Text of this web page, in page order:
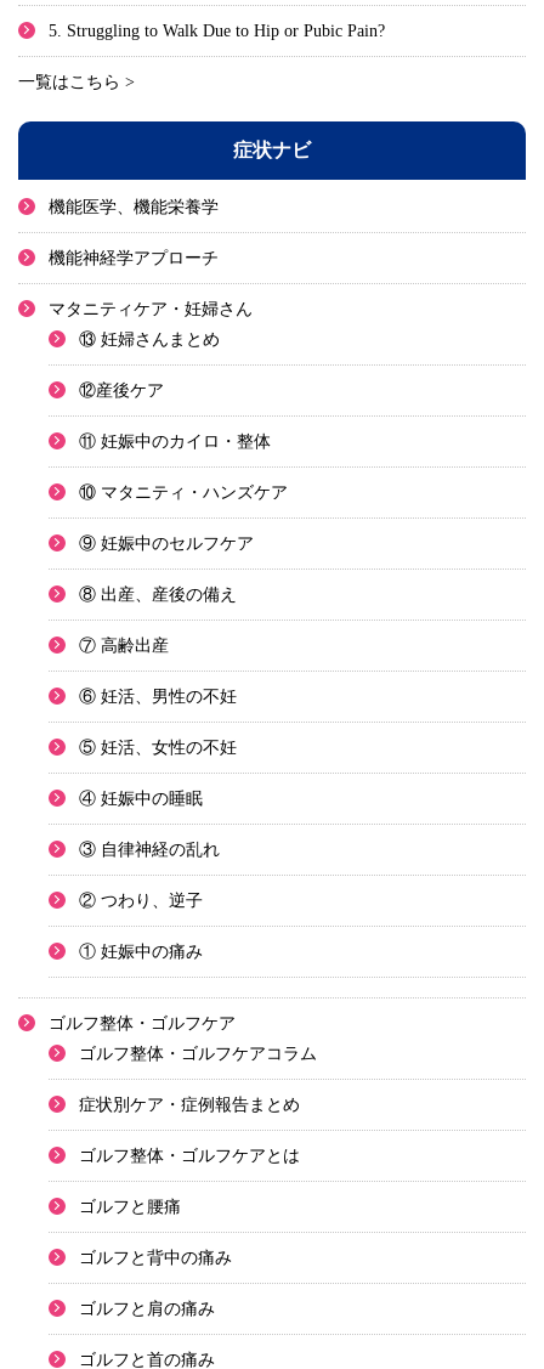
5. Struggling to Walk Due to Hip or Pubic Pain?
一覧はこちら >
症状ナビ
機能医学、機能栄養学
機能神経学アプローチ
マタニティケア・妊婦さん
⑬ 妊婦さんまとめ
⑫産後ケア
⑪ 妊娠中のカイロ・整体
⑩ マタニティ・ハンズケア
⑨ 妊娠中のセルフケア
⑧ 出産、産後の備え
⑦ 高齢出産
⑥ 妊活、男性の不妊
⑤ 妊活、女性の不妊
④ 妊娠中の睡眠
③ 自律神経の乱れ
② つわり、逆子
① 妊娠中の痛み
ゴルフ整体・ゴルフケア
ゴルフ整体・ゴルフケアコラム
症状別ケア・症例報告まとめ
ゴルフ整体・ゴルフケアとは
ゴルフと腰痛
ゴルフと背中の痛み
ゴルフと肩の痛み
ゴルフと首の痛み